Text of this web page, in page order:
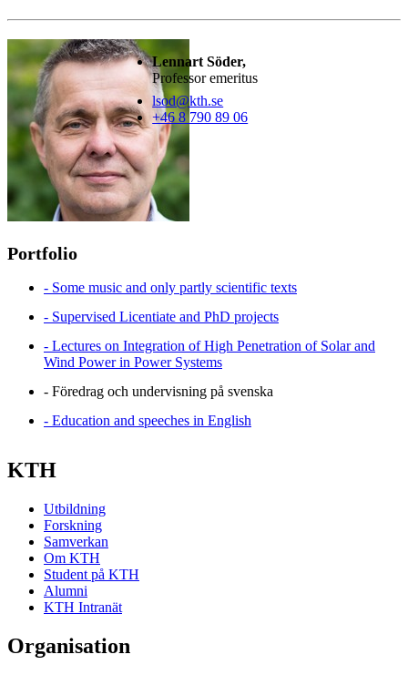
Lennart Söder,
Professor emeritus
lsod@kth.se
+46 8 790 89 06
Portfolio
- Some music and only partly scientific texts
- Supervised Licentiate and PhD projects
- Lectures on Integration of High Penetration of Solar and
Wind Power in Power Systems
- Föredrag och undervisning på svenska
- Education and speeches in English
KTH
Utbildning
Forskning
Samverkan
Om KTH
Student på KTH
Alumni
KTH Intranät
Organisation